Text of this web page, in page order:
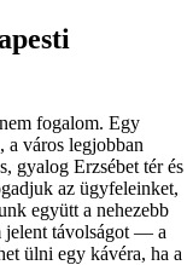
fogalom. Egy
a város legjobban
gyalog Erzsébet tér és
az ügyfeleinket,
együtt a nehezebb
jelent távolságot — a
ülni egy kávéra, ha a